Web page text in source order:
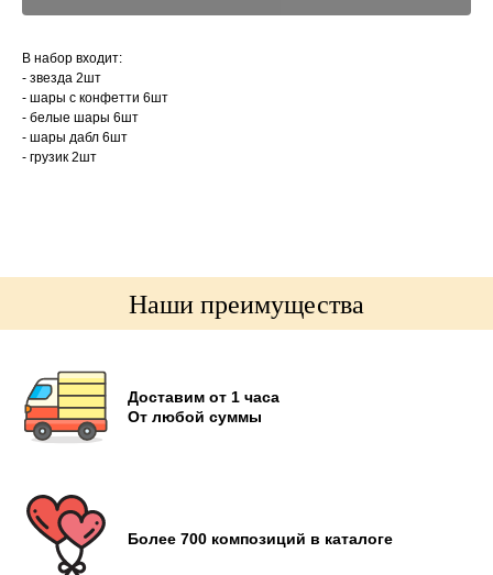
В набор входит:
- звезда 2шт
- шары с конфетти 6шт
- белые шары 6шт
- шары дабл 6шт
- грузик 2шт
Наши преимущества
Доставим от 1 часа
От любой суммы
Более 700 композиций в каталоге